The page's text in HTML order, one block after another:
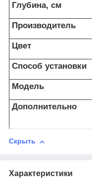
Глубина, см
Производитель
Цвет
Способ установки
Модель
Дополнительно
Скрыть
Характеристики